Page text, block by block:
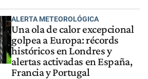
ALERTA METEOROLÓGICA
Una ola de calor excepcional
golpea a Europa: récords
históricos en Londres y
alertas activadas en España,
Francia y Portugal